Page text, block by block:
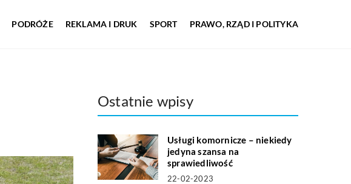
PODRÓŻE REKLAMA I DRUK SPORT PRAWO, RZĄD I POLITYKA
Ostatnie wpisy
Usługi komornicze – niekiedy
jedyna szansa na
sprawiedliwość
22-02-2023